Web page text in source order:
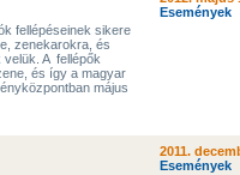
fellépéseinek sikere
zenekarokra, és
A fellépők
és így a magyar
május
Események
2011.
Események